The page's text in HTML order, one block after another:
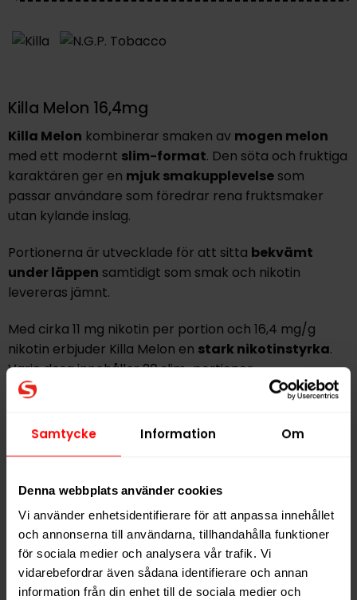
Samtycke Information Om
Denna webbplats använder cookies
Vi använder enhetsidentifierare för att anpassa innehållet
och annonserna till användarna, tillhandahålla funktioner
för sociala medier och analysera vår trafik. Vi
vidarebefordrar även sådana identifierare och annan
information från din enhet till de sociala medier och
Killa Melon 16,4mg
Killa Melon kombinerar smaken av mogen melon
med ett modernt slim-format. Den söta och fruktiga
karaktären ger en mjuk smakupplevelsesom
passar användare som föredrar rena fruktsmaker
utan kylande inslag.
Portionerna är utvecklade för att sitta bekvämt
under läppen samtidigt som smak och nikotin
levereras jämnt.
Med cirka 11 mg nikotin per portion och 16,4 mg/g
nikotin erbjuder Killa Melon en stark nikotinstyrka.
Varje dosa innehåller 20 slim-portioner.
Alla produkter med smaken
Typ
Vitt Snus
Smak
Frukt
Format
Slim